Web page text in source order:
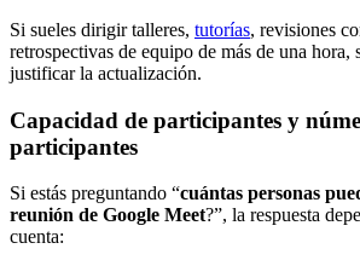
Si sueles dirigir talleres, tutorías, revisiones
retrospectivas de equipo de más de una hora,
justificar la actualización.
Capacidad de participantes y
participantes
Si estás preguntando “cuántas personas
reunión de Google Meet?”, la respuesta
cuenta: